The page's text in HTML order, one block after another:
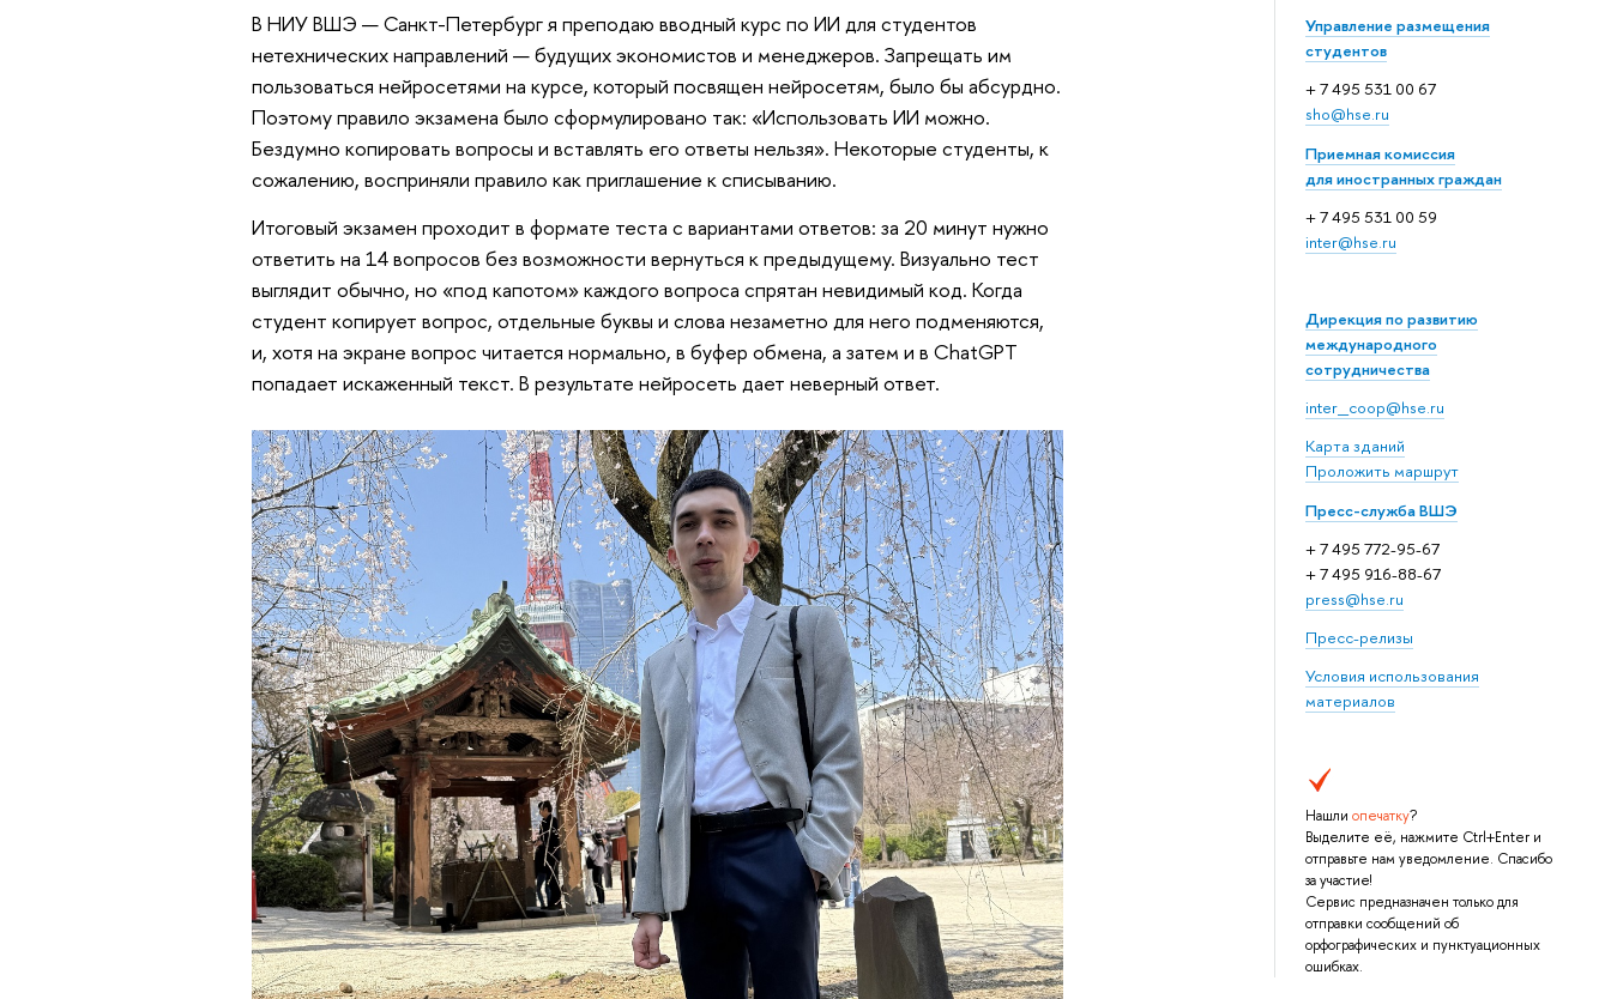
Управление размещения
студентов
+ 7 495 531 00 67
sho@hse.ru
Приемная комиссия
для иностранных граждан
+ 7 495 531 00 59
inter@hse.ru
Дирекция по развитию
международного
сотрудничества
inter_coop@hse.ru
Карта зданий
Проложить маршрут
Пресс-служба ВШЭ
+ 7 495 772-95-67
+ 7 495 916-88-67
press@hse.ru
Пресс-релизы
Условия использования
материалов
Нашли опечатку?
Выделите её, нажмите Ctrl+Enter и
отправьте нам уведомление. Спасибо
за участие!
Сервис предназначен только для
отправки сообщений об
орфографических и пунктуационных
ошибках.
В НИУ ВШЭ — Санкт-Петербург я преподаю вводный курс по ИИ для студентов
нетехнических направлений — будущих экономистов и менеджеров. Запрещать им
пользоваться нейросетями на курсе, который посвящен нейросетям, было бы абсурдно.
Поэтому правило экзамена было сформулировано так: «Использовать ИИ можно.
Бездумно копировать вопросы и вставлять его ответы нельзя». Некоторые студенты, к
сожалению, восприняли правило как приглашение к списыванию.
Итоговый экзамен проходит в формате теста с вариантами ответов: за 20 минут нужно
ответить на 14 вопросов без возможности вернуться к предыдущему. Визуально тест
выглядит обычно, но «под капотом» каждого вопроса спрятан невидимый код. Когда
студент копирует вопрос, отдельные буквы и слова незаметно для него подменяются,
и, хотя на экране вопрос читается нормально, в буфер обмена, а затем и в ChatGPT
попадает искаженный текст. В результате нейросеть дает неверный ответ.